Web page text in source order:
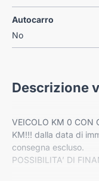
Autocarro
No
Descrizione
VEICOLO KM 0 CON
KM!!! dalla data di
consegna escluso.
POSSIBILITA’ DI